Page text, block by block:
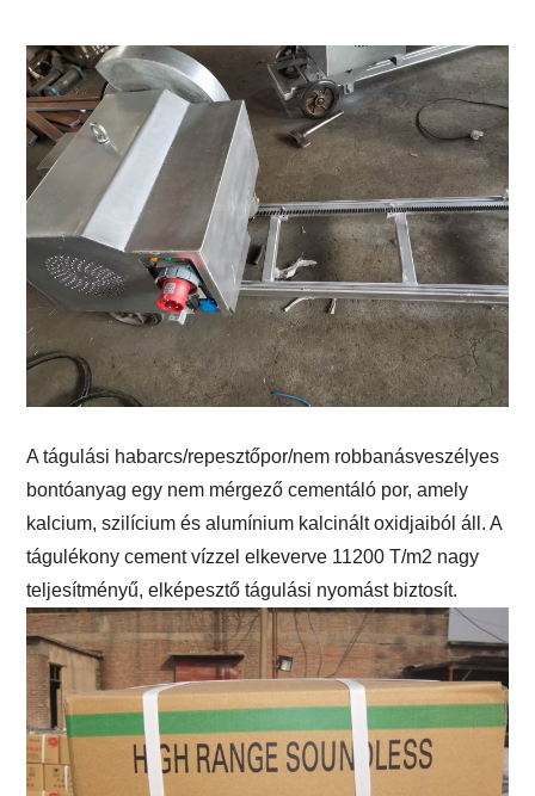
A tágulási habarcs/repesztőpor/nem robbanásveszélyes
bontóanyag egy nem mérgező cementáló por, amely
kalcium, szilícium és alumínium kalcinált oxidjaiból áll. A
tágulékony cement vízzel elkeverve 11200 T/m2 nagy
teljesítményű, elképesztő tágulási nyomást biztosít.